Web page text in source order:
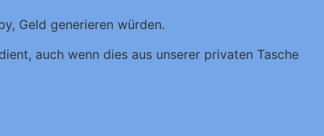
Geld generieren würden.
auch wenn dies aus unserer privaten Tasche